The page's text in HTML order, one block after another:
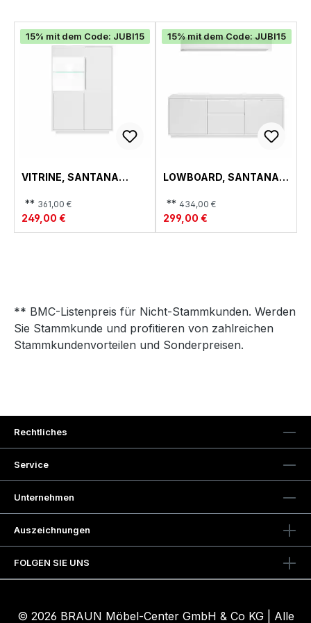
15% mit dem Code: JUBI15
VITRINE, SANTANA
** 361,00 €
249,00 €
15% mit dem Code: JUBI15
LOWBOARD, SANTANA
** 434,00 €
299,00 €
** BMC-Listenpreis für Nicht-Stammkunden. Werden
Sie Stammkunde und profitieren von zahlreichen
Stammkundenvorteilen und Sonderpreisen.
Rechtliches
Service
Unternehmen
Auszeichnungen
FOLGEN SIE UNS
© 2026 BRAUN Möbel-Center GmbH & Co KG | Alle